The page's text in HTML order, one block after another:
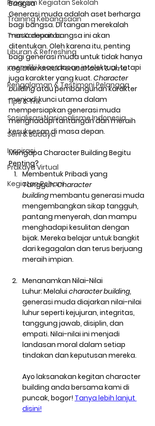
Program Kegiatan Sekolah
Training Kebangsaan
Tren Komunitas
Liburan & Refreshing
Kegiatan Untuk Perusahaan & Umu
Pengalaman & Testimoni Pelangga
Tips & Trik
Sosialisasi Nasionalisme Indonesia
Seni & Budaya
Inspirasi
Prakaya Virtual
Kegiatan Rohani
Bangsa
Generasi muda adalah aset berharga
bagi bangsa. Di tangan merekalah
masa depan bangsa ini akan
ditentukan. Oleh karena itu, penting
bagi generasi muda untuk tidak hanya
memiliki kecerdasan intelektual, tetapi
juga karakter yang kuat. Character
building atau pembangunan karakter
menjadi kunci utama dalam
mempersiapkan generasi muda
menghadapi tantangan dan meraih
kesuksesan di masa depan.
Mengapa Character Building Begitu
Penting?
Membentuk Pribadi yang
Tangguh:Character
building membantu generasi muda
mengembangkan sikap tangguh,
pantang menyerah, dan mampu
menghadapi kesulitan dengan
bijak. Mereka belajar untuk bangkit
dari kegagalan dan terus berjuang
meraih impian.
Menanamkan Nilai-Nilai
Luhur: Melalui character building,
generasi muda diajarkan nilai-nilai
luhur seperti kejujuran, integritas,
tanggung jawab, disiplin, dan
empati. Nilai-nilai ini menjadi
landasan moral dalam setiap
tindakan dan keputusan mereka.
Ayo laksanakan kegitan character
building anda bersama kami di
puncak, bogor! Tanya lebih lanjut
disini!